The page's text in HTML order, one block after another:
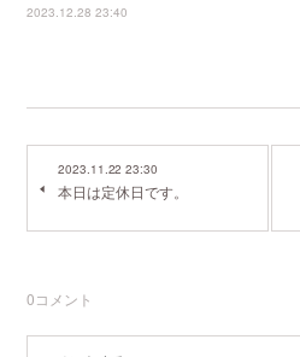
2023.12.28 23:40
2023.11.22 23:30
本日は定休日です。
0コメント